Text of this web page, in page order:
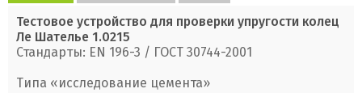
Тестовое устройство для проверки упругости колец
Ле Шателье ​1.0215
Стандарты: EN 196-3 / ГОСТ 30744-2001
Типа «исследование цемента»